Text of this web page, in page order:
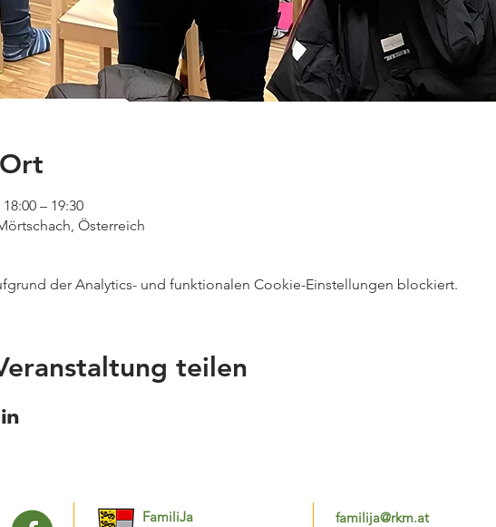
– 19:30
Österreich
der Analytics- und funktionalen Cookie-Einstellungen blockiert.
teilen
FamiliJa
familija@rkm.at